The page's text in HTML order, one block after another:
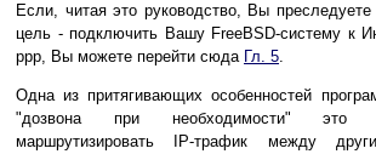
Если, читая это руководство, Вы
цель - подключить Вашу FreeBSD-систему к
ppp, Вы можете перейти сюда Гл. 5.
Одна из притягивающих особенностей
"дозвона при необходимости" это
маршрутизировать IP-трафик между